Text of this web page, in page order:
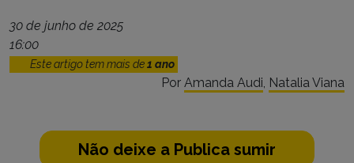
30 de junho de 2025
16:00
Este artigo tem mais de1 ano
Por Amanda Audi, Natalia Viana
Não deixe a Publica sumir